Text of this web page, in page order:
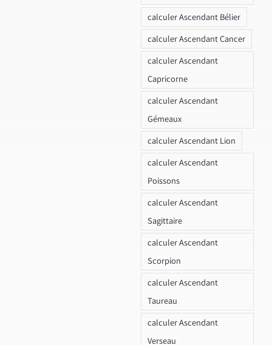
calculer Ascendant Bélier
calculer Ascendant Cancer
calculer Ascendant
Capricorne
calculer Ascendant
Gémeaux
calculer Ascendant Lion
calculer Ascendant
Poissons
calculer Ascendant
Sagittaire
calculer Ascendant
Scorpion
calculer Ascendant
Taureau
calculer Ascendant
Verseau